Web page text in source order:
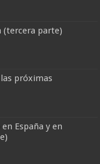
(tercera parte)
próximas
España y en